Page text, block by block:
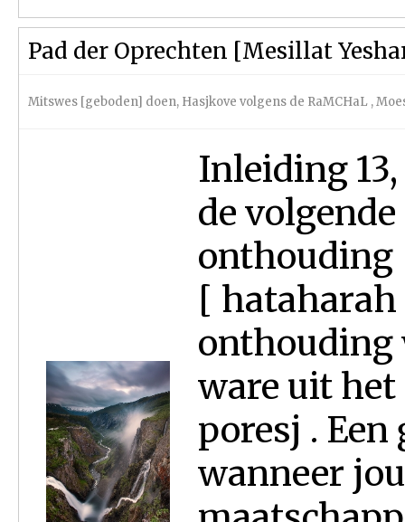
Pad der Oprechten [Mesillat
Mitswes [geboden] doen, Hasjkove volgens de RaMCHaL ,
Inleiding 13,
de
onthouding
[ hataharah
onthouding
ware uit
poresj .
wanneer